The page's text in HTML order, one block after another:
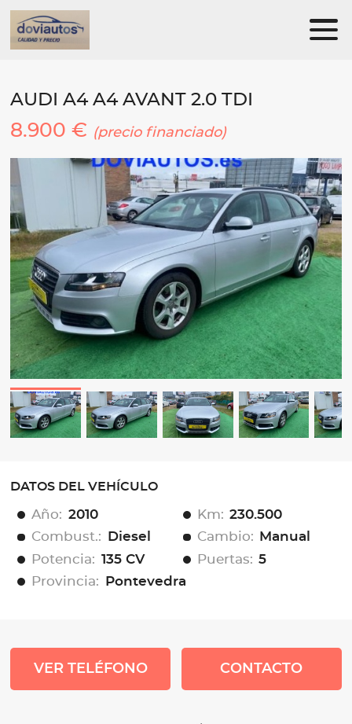
AUDI A4 A4 AVANT 2.0 TDI
8.900 € (precio financiado)
DATOS DEL VEHÍCULO
Año: 2010 Km: 230.500
Combust.:
Diesel Cambio:
Manual
Potencia: 135 CV Puertas: 5
Provincia:
Pontevedra
VER TELÉFONO CONTACTO